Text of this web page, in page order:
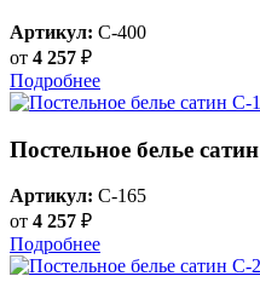
Артикул: C-400
от 4 257 ₽
Подробнее
Постельное белье
Артикул: C-165
от 4 257 ₽
Подробнее